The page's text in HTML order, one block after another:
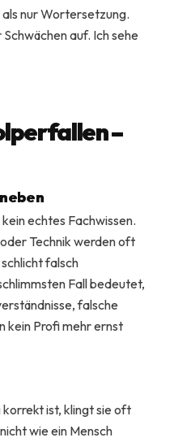
nur Wortersetzung.
auf. Ich sehe
–
echtes Fachwissen.
Technik werden oft
falsch
Fall bedeutet,
falsche
kein Profi mehr ernst
ist, klingt sie oft
wie ein Mensch